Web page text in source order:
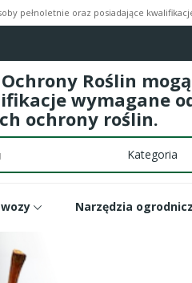
pełnoletnie oraz posiadające
Ochrony Roślin
wymagane
ochrony roślin.
Narzędzia